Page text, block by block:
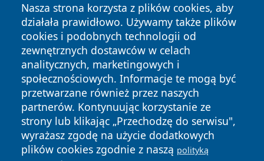
Nasza strona korzysta z plików cookies, aby
działała prawidłowo. Używamy także plików
cookies i podobnych technologii od
zewnętrznych dostawców w celach
analitycznych, marketingowych i
społecznościowych. Informacje te mogą być
przetwarzane również przez naszych
partnerów. Kontynuując korzystanie ze
strony lub klikając „Przechodzę do serwisu",
wyrażasz zgodę na użycie dodatkowych
plików cookies zgodnie z naszą polityką
Copyright © 2026 wostrowcu.pl Wszystkie prawa zastrzeżone.